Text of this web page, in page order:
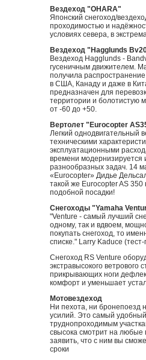
Вездеход "OHARA"
Японский снегоход/
проходимостью и
условиях севера, в
Вездеход "Hagglunds
Вездеход Hagglunds -
гусеничным движителем.
получила
в США, Канаду и даже в
предназначен для
территории и болотистую
от -60 до +50.
Вертолет "Eurocopter
Легкий однодвигательный
техническими
эксплуатационными
времени модернизируется
разнообразных задач. 14
«Eurocopter» Дидье
такой же Eurocopter AS
подобной посадки!
Снегоходы "Yamaha
"Venture - самый лучший
одному, так и вдвоем,
покупать снегоход, то
списке." Larry Kaduce
Cнегоход RS Venture
экстравысокого
прикрывающих ноги
комфорт и уменьшает
Мотовездеход
Ни пехота, ни бронепоезд
усилий. Это самый
труднопроходимым
свысока смотрит на любые
заявить, что с ним вы
сроки